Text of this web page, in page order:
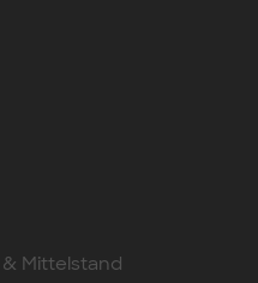
Mittelstand